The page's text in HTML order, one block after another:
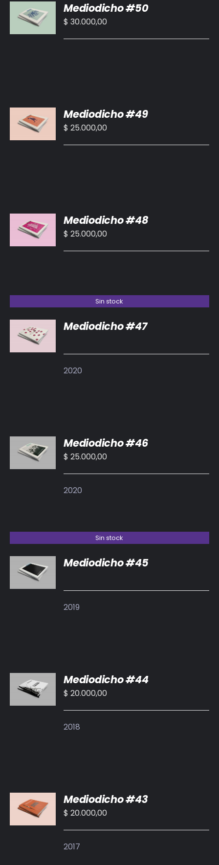
AL
CARRITO
/
Mediodicho #50
$ 30.000,00
AL
CARRITO
/
Mediodicho #49
$ 25.000,00
AL
CARRITO
/
Mediodicho #48
$ 25.000,00
Sin stock
DETALLES
Mediodicho #47
2020
AL
CARRITO
/
Mediodicho #46
$ 25.000,00
2020
Sin stock
DETALLES
Mediodicho #45
2019
AL
CARRITO
/
Mediodicho #44
$ 20.000,00
2018
AL
CARRITO
/
Mediodicho #43
$ 20.000,00
2017